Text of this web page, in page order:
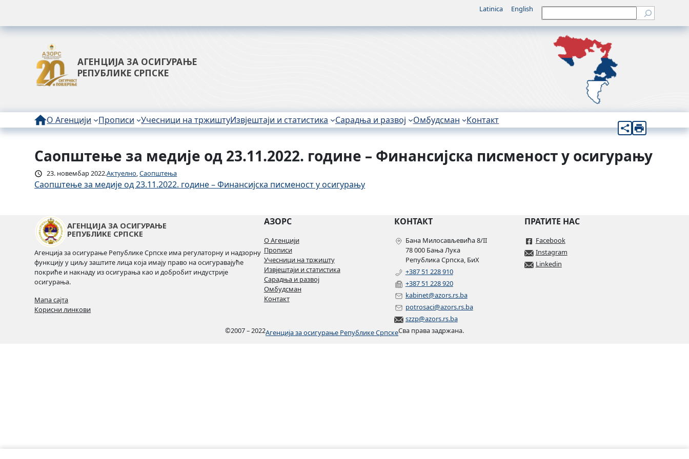
Latinica English Претрага
АГЕНЦИЈА ЗА ОСИГУРАЊЕ
РЕПУБЛИКЕ СРПСКЕ
О Агенцији Прописи Учесници на тржиштуИзвјештаји и статистика Сарадња и развој Омбудсман Контакт
Саопштење за медије од 23.11.2022. године – Финансијска писменост у осигурању
23. новембар 2022.Актуелно, Саопштења
Саопштење за медије од 23.11.2022. године – Финансијска писменост у осигурању
АГЕНЦИЈА ЗА ОСИГУРАЊЕ
РЕПУБЛИКЕ СРПСКЕ
Агенција за осигурање Републике Српске има регулаторну и надзорну
функцију у циљу заштите лица која имају право на осигуравајуће
покриће и накнаду из осигурања као и добробит индустрије
осигурања.
Мапа сајта
Корисни линкови
АЗОРС
О Агенцији
Прописи
Учесници на тржишту
Извјештаји и статистика
Сарадња и развој
Омбудсман
Контакт
КОНТАКТ
Бана Милосављевића 8/II
78 000 Бања Лука
Република Српска, БиХ
+387 51 228 910
+387 51 228 920
kabinet@azors.rs.ba
potrosaci@azors.rs.ba
szzp@azors.rs.ba
ПРАТИТЕ НАС
Facebook
Instagram
Linkedin
©2007 – 2022Агенција за осигурање Републике СрпскеСва права задржана.